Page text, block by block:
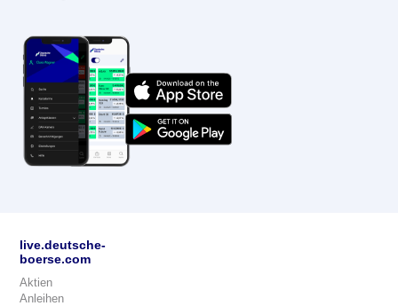
live.deutsche-
boerse.com
Aktien
Anleihen